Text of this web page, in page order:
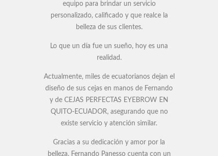
equipo para brindar un servicio
personalizado, calificado y que realce la
belleza de sus clientes.
Lo que un día fue un sueño, hoy es una
realidad.
Actualmente, miles de ecuatorianos dejan el
diseño de sus cejas en manos de Fernando
y de CEJAS PERFECTAS EYEBROW EN
QUITO-ECUADOR, asegurando que no
existe servicio y atención similar.
Gracias a su dedicación y amor por la
belleza, Fernando Panesso cuenta con un